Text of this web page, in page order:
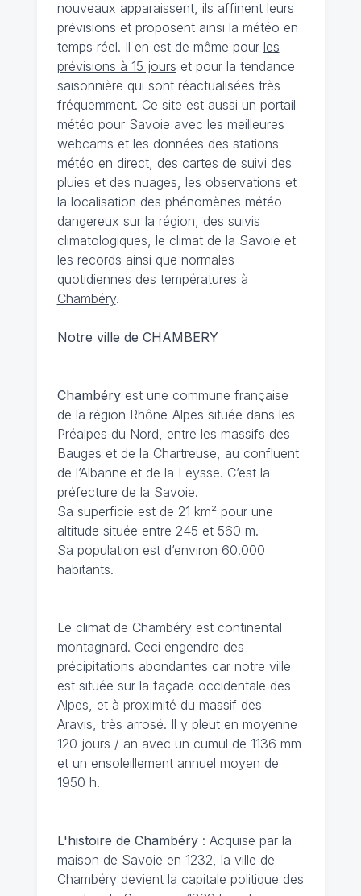
nouveaux apparaissent, ils affinent leurs
prévisions et proposent ainsi la météo en
temps réel. Il en est de même pour les
prévisions à 15 jours et pour la tendance
saisonnière qui sont réactualisées très
fréquemment. Ce site est aussi un portail
météo pour Savoie avec les meilleures
webcams et les données des stations
météo en direct, des cartes de suivi des
pluies et des nuages, les observations et
la localisation des phénomènes météo
dangereux sur la région, des suivis
climatologiques, le climat de la Savoie et
les records ainsi que normales
quotidiennes des températures à
Chambéry.
Notre ville de CHAMBERY
Chambéryest une commune française
de la région Rhône-Alpes située dans les
Préalpes du Nord, entre les massifs des
Bauges et de la Chartreuse, au confluent
de l’Albanne et de la Leysse. C’est la
préfecture de la Savoie.
Sa superficie est de 21 km² pour une
altitude située entre 245 et 560 m.
Sa population est d’environ 60.000
habitants.
Le climat de Chambéryest continental
montagnard. Ceci engendre des
précipitations abondantes car notre ville
est située sur la façade occidentale des
Alpes, et à proximité du massif des
Aravis, très arrosé. Il y pleut en moyenne
120 jours / an avec un cumul de 1136 mm
et un ensoleillement annuel moyen de
1950 h.
L'histoire de Chambéry: Acquise par la
maison de Savoie en 1232, la ville de
Chambéry devient la capitale politique des